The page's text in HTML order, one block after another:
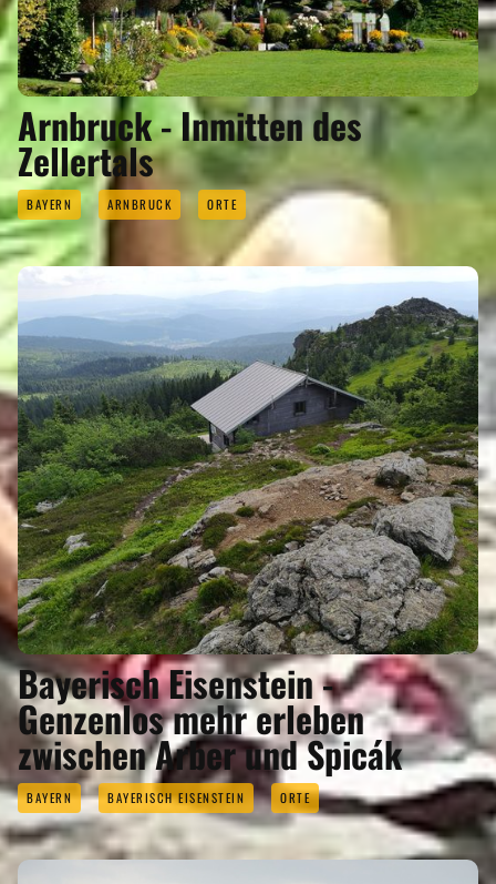
Arnbruck - Inmitten des
Zellertals
BAYERN ARNBRUCK ORTE
Bayerisch Eisenstein -
Genzenlos mehr erleben
zwischen Arber und Spicák
BAYERN BAYERISCH EISENSTEIN ORTE